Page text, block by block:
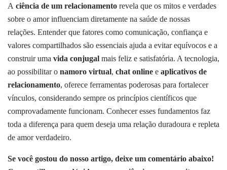
A ciência de um relacionamento revela que os mitos e verdades
sobre o amor influenciam diretamente na saúde de nossas
relações. Entender que fatores como comunicação, confiança e
valores compartilhados são essenciais ajuda a evitar equívocos e a
construir uma vida conjugal mais feliz e satisfatória. A tecnologia,
ao possibilitar o namoro virtual, chat online e aplicativos de
relacionamento, oferece ferramentas poderosas para fortalecer
vínculos, considerando sempre os princípios científicos que
comprovadamente funcionam. Conhecer esses fundamentos faz
toda a diferença para quem deseja uma relação duradoura e repleta
de amor verdadeiro.
Se você gostou do nosso artigo, deixe um comentário abaixo!